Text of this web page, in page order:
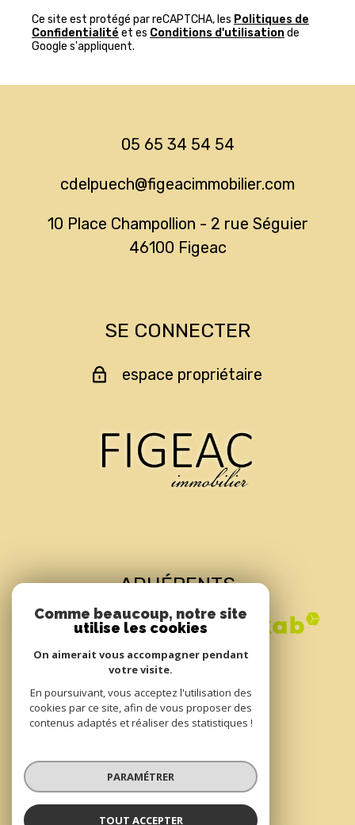
Ce site est protégé par reCAPTCHA, les Politiques de
Confidentialité et es Conditions d'utilisationde
Google s'appliquent.
05 65 34 54 54
cdelpuech@figeacimmobilier.com
10 Place Champollion - 2 rue Séguier
46100
figeac
SE CONNECTER
espace propriétaire
ADHÉRENTS
© 2022 Tous droits réservés
Traduction powered by Google
Nos honoraires Plan du site
Comme beaucoup, notre site
utilise les cookies
On aimerait vous accompagner pendant
votre visite.
En poursuivant, vous acceptez l'utilisation des
cookies par ce site, afin de vous proposer des
contenus adaptés et réaliser des statistiques !
PARAMÉTRER
TOUT ACCEPTER